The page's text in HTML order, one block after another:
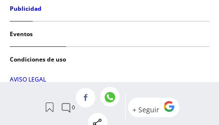
Publicidad
Eventos
Condiciones de uso
AVISO LEGAL
POLÍTICA DE COOKIES